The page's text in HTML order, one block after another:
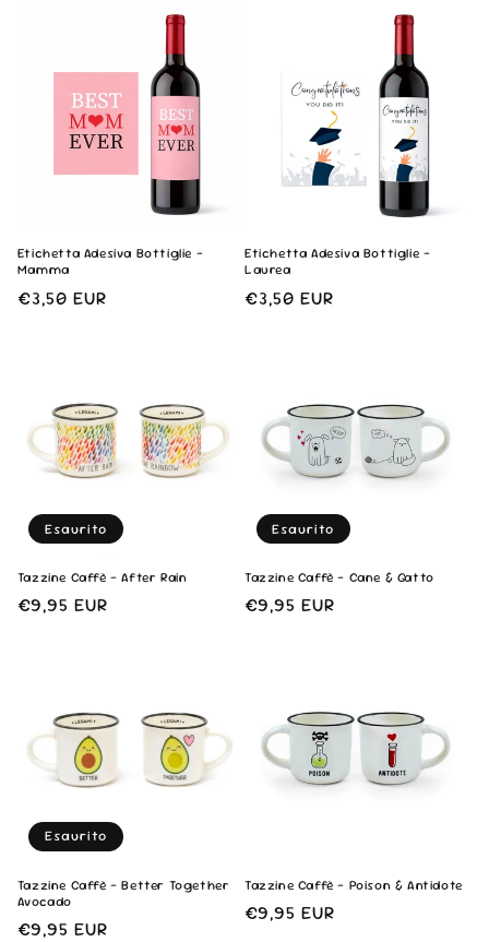
Etichetta Adesiva Bottiglie -
Mamma
Prezzo
€3,50 EUR
Etichetta Adesiva Bottiglie -
Laurea
Prezzo
€3,50 EUR
Esaurito
Tazzine Caffè - After Rain
Prezzo
€9,95 EUR
Esaurito
Tazzine Caffè - Cane & Gatto
Prezzo
€9,95 EUR
Esaurito
Tazzine Caffè - Better Together
Avocado
Prezzo
€9,95 EUR
Tazzine Caffè - Poison & Antidote
Prezzo
€9,95 EUR